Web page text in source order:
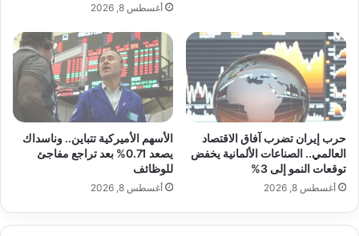
وسهولة إدراجه ضمن أي نظام غذائي صحي،
مما يجعله خيارًا مثاليًا للراغبين في خسارة
الوزن بأسلوب صحي ومتوازن.
رحلة خسارة الوزن بتوازن طبيعي
ل
ف
ي
ب
ي
ر
و
ت
ل
خ
م
أغسطس 8, 2026
حرب إيران تضرب آفاق الاقتصاد
العالمي.. الصناعات الألمانية يخفض
توقعات النمو إلى 3%
أغسطس 8, 2026
الأسهم الأميركية تتباين.. وناسداك
يصعد 0.71% بعد تراجع مفاجئ
للوظائف
أغسطس 8, 2026